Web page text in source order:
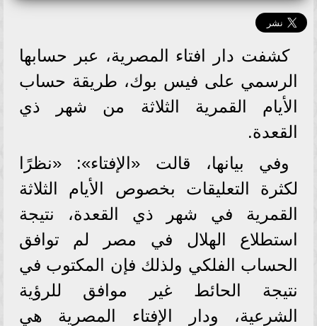
كشفت دار افتاء المصرية، عبر حسابها
الرسمي على فيس بوك، طريقة حساب
الأيام القمرية الثلاثة من شهر ذي
القعدة.
وفي بيانها، قالت «الإفتاء»: «نظرًا
لكثرة التعليقات بخصوص الأيام الثلاثة
القمرية في شهر ذي القعدة، نتيجة
استطلاع الهلال في مصر لم توافق
الحساب الفلكي ولذلك فإن المكتوب في
نتيجة الحائط غير موافق للرؤية
الشرعية، ودار الإفتاء المصرية هي